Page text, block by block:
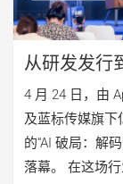
从研发发行
海增长？
4 月 24 日，由
及蓝标传媒旗下
的“AI 破局：解
落幕。 在这场